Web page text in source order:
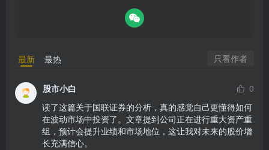
最新 最热 只看作者
股市小白
0
读了这篇关于国联证券的分析，真的感觉自己更懂得如何
在波动市场中投资了。文章提到公司正在进行重大资产重
组，预计会提升业绩和市场地位，这让我对未来的股价增
长充满信心。